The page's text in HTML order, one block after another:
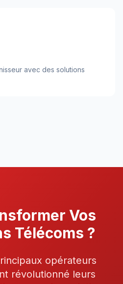
avec des solutions
Vos
Télécoms ?
opérateurs
révolutionné leurs